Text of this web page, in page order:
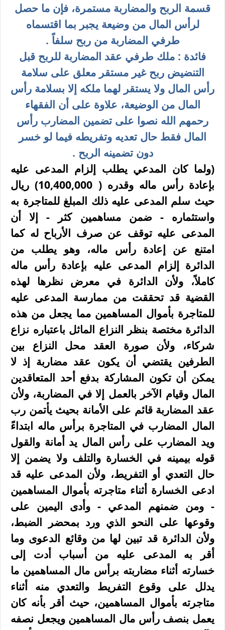
قسمة الربح والمضاربة مستمرة، فإن ما حصل
لرأس المال من وضيعة يجبر بما اقتسماه
طرفي المضاربة من ربح سلفاً .
فائدة : ملك طرفي عقد المضاربة للربح قبل
التنضيض ربح غير مستقر معلق على سلامة
رأس المال ولا يستقر لهما ملكه إلا بسلامة رأس
المال من الوضيعة، علاوة على أن الفقهاء
رحمهم الله نصوا على تضمين المضارب رأس
المال فقط حال تعديه وتفريطه فيما لو خسر
دون تضمينه الربح .
(ولما كان المدعي يطلب إلزام المدعى عليه
بإعادة رأس ماله وقدره ( 10,400,000
) ريال
حيث سلم المدعى عليه ذلك المبلغ للمتاجرة به
واستثماره - ضمن مساهمين كثر - إلا أن
المدعى عليه توقف عن صرف الأرباح له كما
امتنع عن إعادة رأس ماله، وهو يطلب من
الدائرة إلزام المدعى عليه بإعادة رأس ماله
كاملاً، ولأن الدائرة في معرض نظرها لهذه
القضية قد تحققت من ممارسة المدعى عليه
للمتاجرة بأموال المساهمين مما يجعل من هذه
الدائرة مختصة بنظر النزاع الماثل باعتباره نزاع
شركاء، ولأن صورة العقد محل النزاع بين
الطرفين يقتضي أن يكون عقد مضاربة إذ لا
يمكن أن تكون المشاركة بدفع أحد المتعاقدين
المال وقيام الآخر بالعمل إلا في المضاربة، ولأن
عقد المضاربة قائم على الأمانة بحيث يأتمن رب
المال المضارب في المتاجرة برأس ماله ابتداءً
ويد المضارب على رأس المال يد أمانة والقول
قوله بيمينه في الخسارة والتلف ولا يضمن إلا
حال التعدي أو التفريط، ولأن المدعى عليه قد
ادعى الخسارة أثناء متاجرته بأموال المساهمين
- ومن ضمنهم المدعي - وأدى اليمين على
وقوعها على النحو الذي ورد بمحضر الضبط،
ولأن الدائرة قد تبين لها من وقائع الدعوى وما
أقر به المدعى عليه من أسباب أدت إلى
خسارته أثناء مضاربته برأس مال المساهمين ما
يدلل على وقوع التفريط والتعدي منه أثناء
متاجرته بأموال المساهمين، حيث أقر بأنه كان
يعمل بنصف رأس مال المساهمين ويجعل نصفه